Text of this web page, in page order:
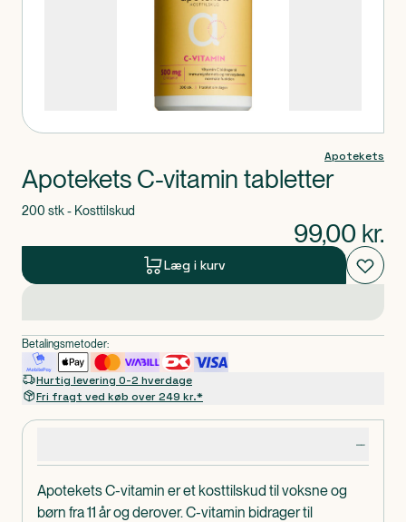
Apotekets C-vitamin er et kosttilskud til voksne og
børn fra 11 år og derover. C-vitamin bidrager til
Apotekets
Apotekets C-vitamin tabletter
200 stk - Kosttilskud
99,00 kr.
Læg i kurv
Betalingsmetoder:
Hurtig levering 0-2 hverdage
Fri fragt ved køb over 249 kr.*